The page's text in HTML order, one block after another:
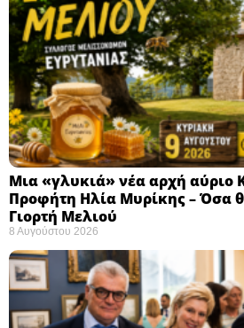
Μια «γλυκιά» νέα αρχή αύριο
Προφήτη Ηλία Μυρίκης – Όσα
Γιορτή Μελιού
8 Αυγούστου 2026